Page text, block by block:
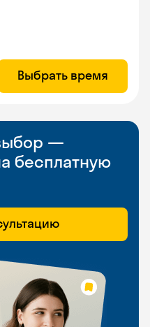
Выбрать время
—
бесплатную